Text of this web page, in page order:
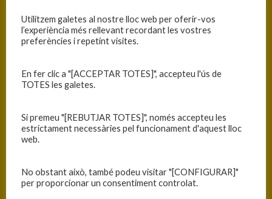
Masc. - Fase Prèvia - Grup
11
RESULTATS
C.B. Blanes 64
PISTA
Utilitzem galetes al nostre lloc web per oferir-vos
l’experiència més rellevant recordant les vostres
preferències i repetint visites.
En fer clic a "[ACCEPTAR TOTES]", accepteu l'ús de
TOTES les galetes.
Si premeu "[REBUTJAR TOTES]", només accepteu les
estrictament necessàries pel funcionament d'aquest lloc
web.
No obstant això, també podeu visitar "[CONFIGURAR]"
per proporcionar un consentiment controlat.